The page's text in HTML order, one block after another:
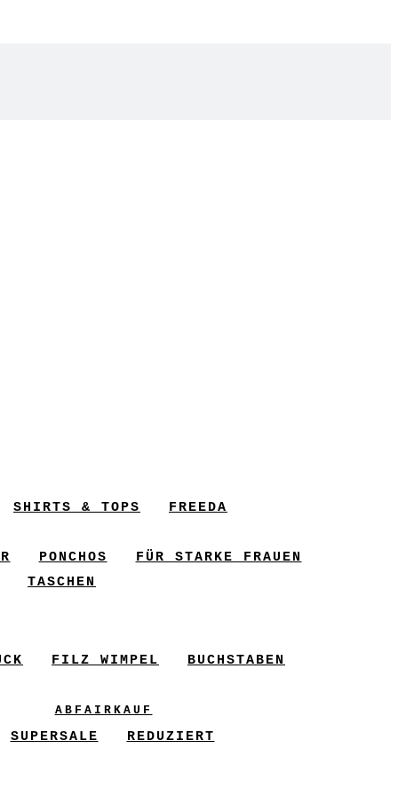
SHIRTS & TOPS FREEDA
PONCHOS
FÜR STARKE FRAUEN
TASCHEN
FILZ WIMPEL BUCHSTABEN
ABFAIRKAUF
SUPERSALE REDUZIERT